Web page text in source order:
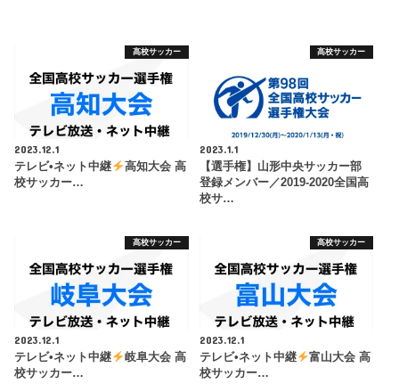
高校サッカー
2023.12.1
テレビ•ネット中継
高知大会 高
校サッカー…
高校サッカー
2023.1.1
【選手権】山形中央サッカー部
登録メンバー／2019-2020全国高
校サ…
高校サッカー
2023.12.1
テレビ•ネット中継
岐阜大会 高
校サッカー…
高校サッカー
2023.12.1
テレビ•ネット中継
富山大会 高
校サッカー…